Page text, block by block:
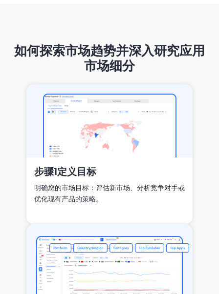
如何探索市场趋势并深入研究应用
市场细分
步骤1定义目标
明确您的市场目标：评估新市场、分析竞争对手或
优化现有产品的策略。